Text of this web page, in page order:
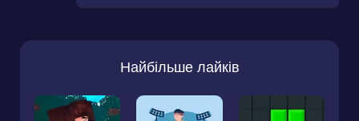
Найбільше лайків